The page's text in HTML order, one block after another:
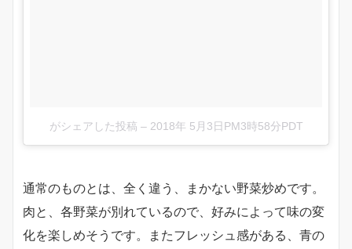
がシェアした投稿 – 2018年 5月3日PM3時58分PDT
通常のものとは、全く違う、まかない野菜炒めです。
肉と、各野菜が別れているので、好みによって味の変
化を楽しめそうです。またフレッシュ感がある、青の